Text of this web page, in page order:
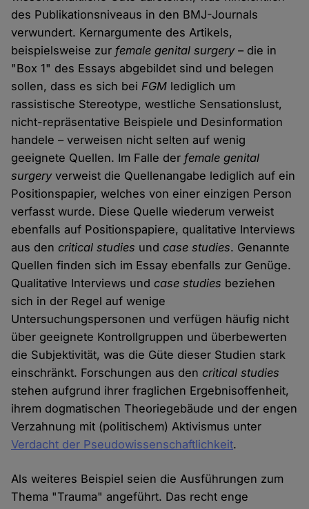
des Publikationsniveaus in den BMJ-Journals
verwundert. Kernargumente des Artikels,
beispielsweise zur female genital surgery– die in
"Box 1" des Essays abgebildet sind und belegen
sollen, dass es sich beiFGM lediglich um
rassistische Stereotype, westliche Sensationslust,
nicht-repräsentative Beispiele und Desinformation
handele – verweisen nicht selten auf wenig
geeignete Quellen. Im Falle der female genital
surgeryverweist die Quellenangabe lediglich auf ein
Positionspapier, welches von einer einzigen Person
verfasst wurde. Diese Quelle wiederum verweist
ebenfalls auf Positionspapiere, qualitative Interviews
aus dencritical studies undcase studies. Genannte
Quellen finden sich im Essay ebenfalls zur Genüge.
Qualitative Interviews undcase studies beziehen
sich in der Regel auf wenige
Untersuchungspersonen und verfügen häufig nicht
über geeignete Kontrollgruppen und überbewerten
die Subjektivität, was die Güte dieser Studien stark
einschränkt. Forschungen aus dencritical studies
stehen aufgrund ihrer fraglichen Ergebnisoffenheit,
ihrem dogmatischen Theoriegebäude und der engen
Verzahnung mit (politischem) Aktivismus unter
Verdacht der Pseudowissenschaftlichkeit.
Als weiteres Beispiel seien die Ausführungen zum
Thema "Trauma" angeführt. Das recht enge